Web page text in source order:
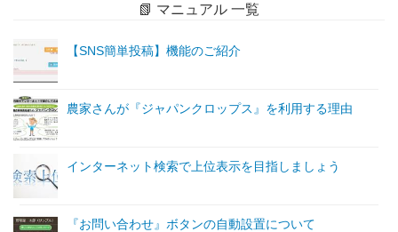
📗 マニュアル 一覧
【SNS簡単投稿】機能のご紹介
農家さんが『ジャパンクロップス』を利用する理由
インターネット検索で上位表示を目指しましょう
『お問い合わせ』ボタンの自動設置について